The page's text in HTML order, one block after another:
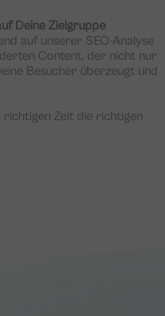
Deine Zielgruppe
auf unserer SEO-Analyse
Content, der nicht nur
Besucher überzeugt und
Zeit die richtigen